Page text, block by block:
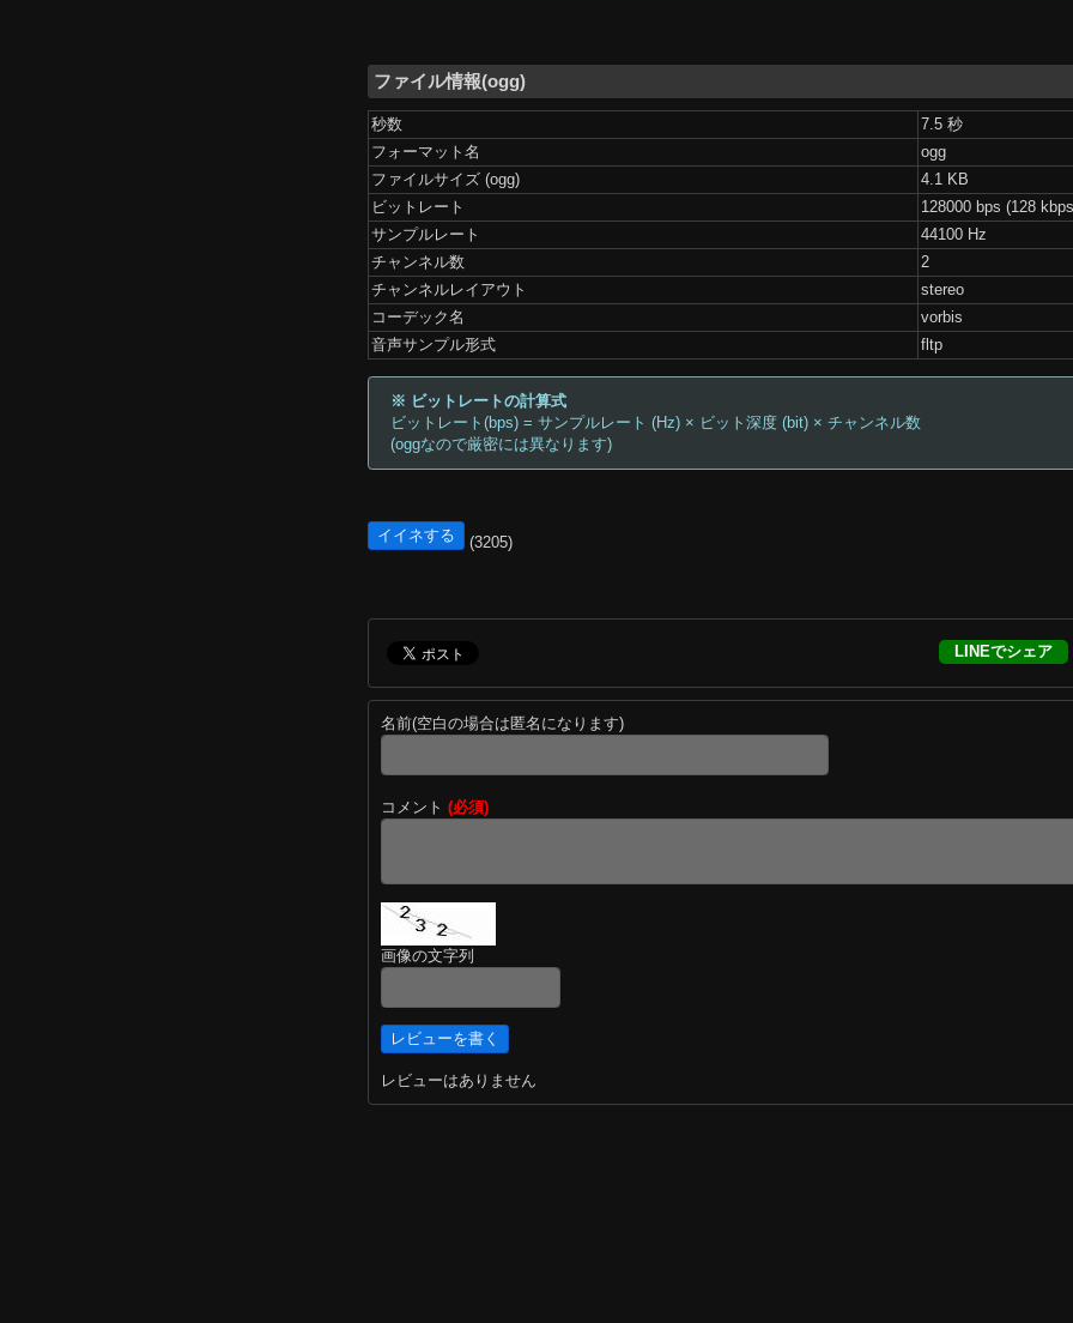
ファイル情報(ogg)
秒数
7.5 秒
フォーマット名
ogg
ファイルサイズ (ogg)
4.1 KB
ビットレート
128000 bps (128
サンプルレート
44100 Hz
チャンネル数
2
チャンネルレイアウト
stereo
コーデック名
vorbis
音声サンプル形式
fltp
※ ビットレートの計算式
ビットレート(bps) = サンプルレート (Hz) × ビット深度 (bit) × チャンネル数
(oggなので厳密には異なります)
イイネする (3205)
LINEでシェア
名前(空白の場合は匿名になります)
コメント (必須)
画像の文字列
レビューはありません